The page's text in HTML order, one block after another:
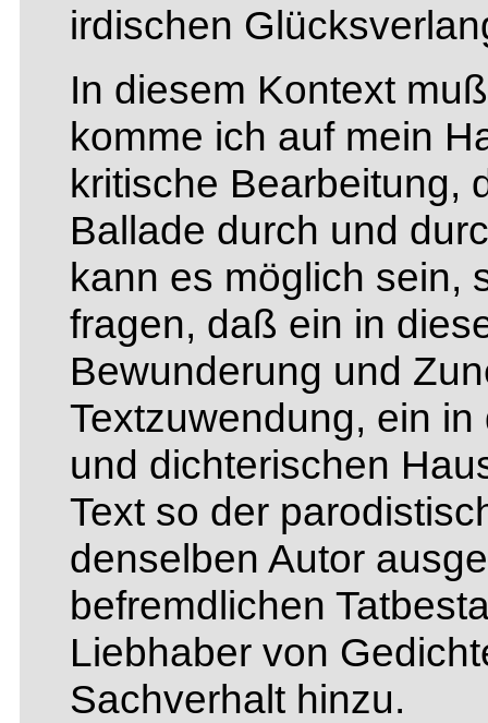
irdischen
In diesem Kontext
komme ich auf mein
kritische Bearbeitung,
Ballade durch und
kann es möglich sein,
fragen, daß ein in
Bewunderung und
Textzuwendung, ein
und dichterischen
Text so der
denselben Autor
befremdlichen
Liebhaber von
Sachverhalt hinzu.